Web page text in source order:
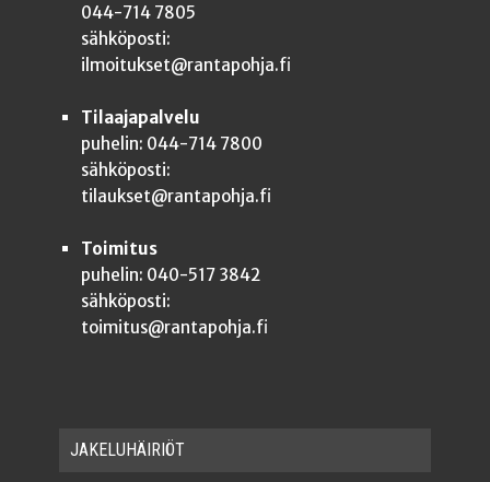
044-714 7805
sähköposti:
ilmoitukset@rantapohja.fi
Tilaajapalvelu
puhelin: 044-714 7800
sähköposti:
tilaukset@rantapohja.fi
Toimitus
puhelin: 040-517 3842
sähköposti:
toimitus@rantapohja.fi
JAKE­LU­HÄI­RIÖT